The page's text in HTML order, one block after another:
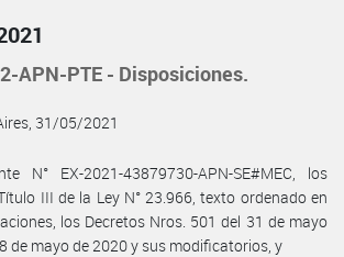
APN-PTE - Disposiciones.
31/05/2021
N° EX-2021-43879730-APN-SE#MEC, los
III de la Ley N° 23.966, texto ordenado en
los Decretos Nros. 501 del 31 de mayo
de mayo de 2020 y sus modificatorios, y